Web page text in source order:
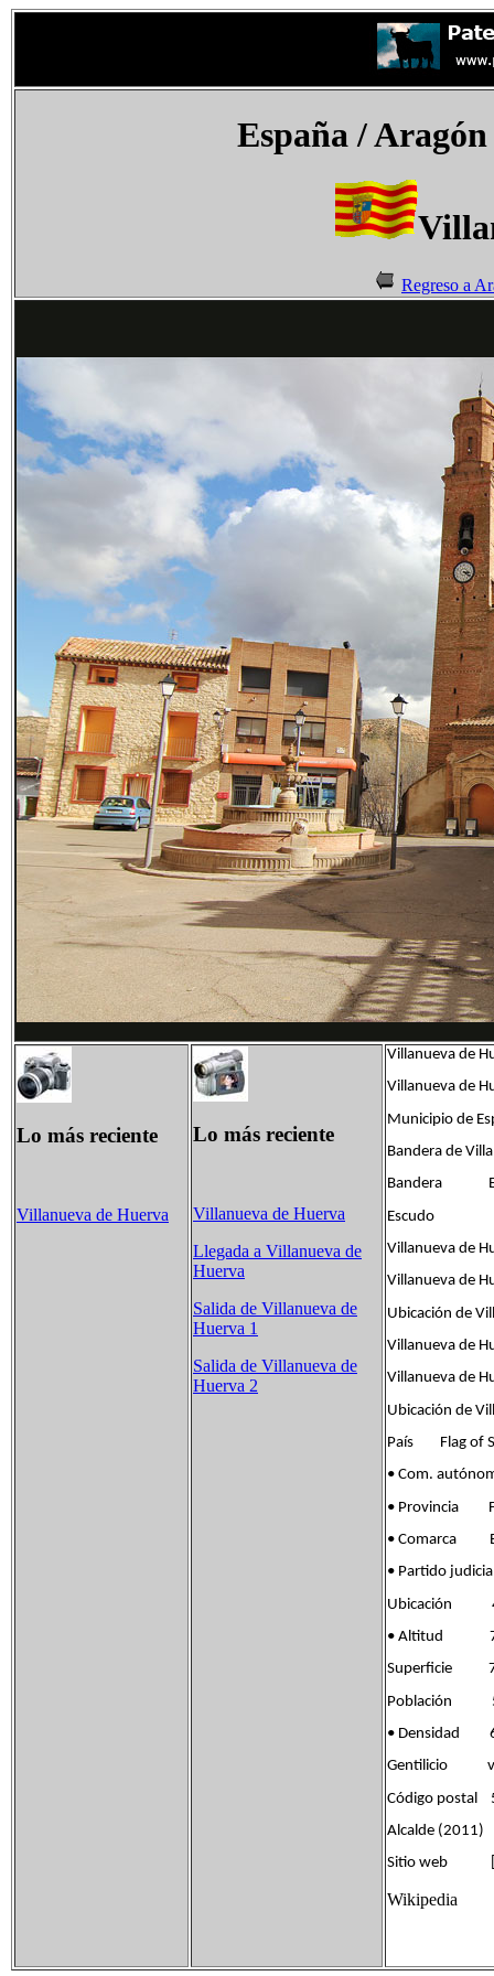
España/
Regreso a
Lo más reciente
Villanueva de Huerva
Lo más reciente
Villanueva de Huerva
Llegada a Villanueva de
Huerva
Salida de Villanueva de
Huerva 1
Salida de Villanueva de
Huerva 2
Villanueva de
Villanueva de
Municipio de
Bandera de
Bandera
Escudo
Villanueva de
Villanueva de
Ubicación de
Villanueva de
Villanueva de
Ubicación de
País Flag of
• Com.
• Provincia
• Comarca
• Partido
Ubicación
• Altitud
Superficie
Población
• Densidad
Gentilicio
Código postal
Alcalde (2011)
Sitio web
Wikipedia